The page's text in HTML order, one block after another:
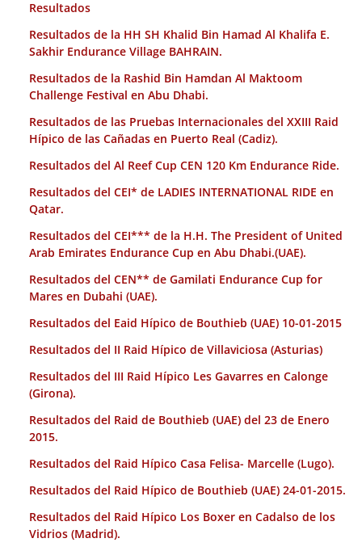
Resultados
Resultados de la HH SH Khalid Bin Hamad Al Khalifa E.
Sakhir Endurance Village BAHRAIN.
Resultados de la Rashid Bin Hamdan Al Maktoom
Challenge Festival en Abu Dhabi.
Resultados de las Pruebas Internacionales del XXIII Raid
Hípico de las Cañadas en Puerto Real (Cadiz).
Resultados del Al Reef Cup CEN 120 Km Endurance Ride.
Resultados del CEI* de LADIES INTERNATIONAL RIDE en
Qatar.
Resultados del CEI*** de la H.H. The President of United
Arab Emirates Endurance Cup en Abu Dhabi.(UAE).
Resultados del CEN** de Gamilati Endurance Cup for
Mares en Dubahi (UAE).
Resultados del Eaid Hípico de Bouthieb (UAE) 10-01-2015
Resultados del II Raid Hípico de Villaviciosa (Asturias)
Resultados del III Raid Hípico Les Gavarres en Calonge
(Girona).
Resultados del Raid de Bouthieb (UAE) del 23 de Enero
2015.
Resultados del Raid Hípico Casa Felisa- Marcelle (Lugo).
Resultados del Raid Hípico de Bouthieb (UAE) 24-01-2015.
Resultados del Raid Hípico Los Boxer en Cadalso de los
Vidrios (Madrid).